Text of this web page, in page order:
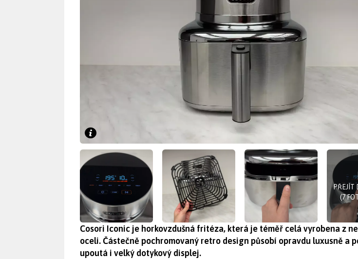
PŘEJÍT
(7
Cosori Iconic je horkovzdušná fritéza, která je téměř celá vyrobena z
oceli. Částečně pochromovaný retro design působí opravdu luxusně a
upoutá i velký dotykový displej.